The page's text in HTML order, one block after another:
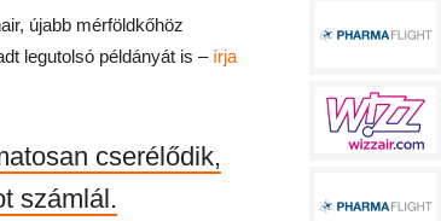
újabb mérföldkőhöz
legutolsó példányát is – írja
cserélődik,
számlál.